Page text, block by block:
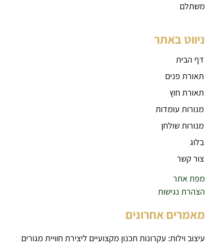
משתלם
ניווט באתר
דף הבית
תאורת פנים
תאורת חוץ
מנורות עומדות
מנורות שולחן
בלוג
צור קשר
מפת אתר
הצהרת נגישות
מאמרים אחרונים
עיצוב וילות: עקרונות תכנון מקצועיים ליצירת חוויית מגורים